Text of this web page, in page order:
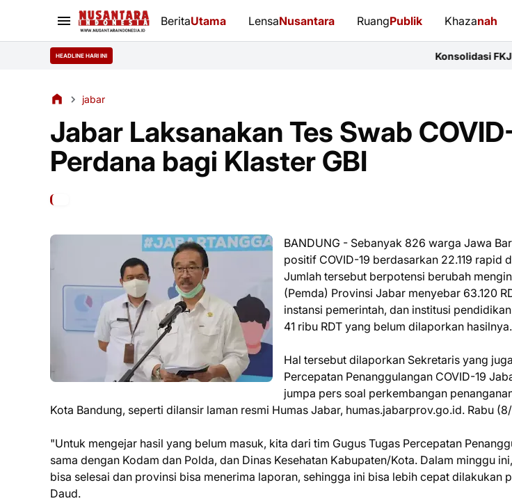
BeritaUtama LensaNusantara RuangPublik Khazanah
HEADLINE HARI INI Konsolidasi FKJI Indramayu: 14
jabar
Jabar Laksanakan Tes Swab
Perdana bagi Klaster GBI
BANDUNG - Sebanyak 826 warga Jawa
positif COVID-19 berdasarkan 22.119 rapid
Jumlah tersebut berpotensi berubah
(Pemda) Provinsi Jabar menyebar 63.120
instansi pemerintah, dan institusi
41 ribu RDT yang belum dilaporkan hasilnya.
Hal tersebut dilaporkan Sekretaris yang
Percepatan Penanggulangan COVID-19
jumpa pers soal perkembangan
Kota Bandung, seperti dilansir laman resmi Humas Jabar, humas.jabarprov.go.id. Rabu
"Untuk mengejar hasil yang belum masuk, kita dari tim Gugus Tugas Percepatan
sama dengan Kodam dan Polda, dan Dinas Kesehatan Kabupaten/Kota. Dalam minggu
bisa selesai dan provinsi bisa menerima laporan, sehingga ini bisa lebih cepat dilakukan
Daud.